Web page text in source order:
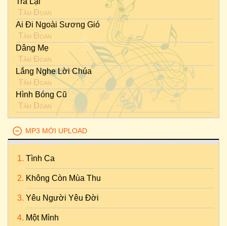
Tâm Đoan
Ai Đi Ngoài Sương Gió
Tâm Đoan
Dâng Mẹ
Tâm Đoan
Lắng Nghe Lời Chúa
Tâm Đoan
Hình Bóng Cũ
Tâm Đoan
MP3 MỚI UPLOAD
Tình Ca
Không Còn Mùa Thu
Yêu Người Yêu Đời
Một Mình